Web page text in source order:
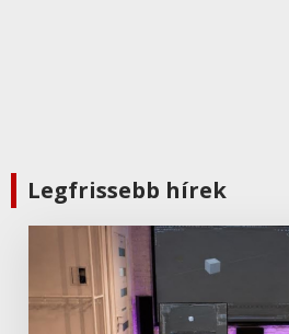
Legfrissebb hírek